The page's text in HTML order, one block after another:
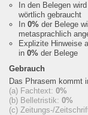
In den Belegen
wörtlich gebraucht
In 0% der Belege
metasprachlich
Explizite Hinweise
in 0% der Belege
Gebrauch
Das Phrasem kommt
(a) Fachtext: 0%
(b) Belletristik: 0%
(c) Zeitungs-/